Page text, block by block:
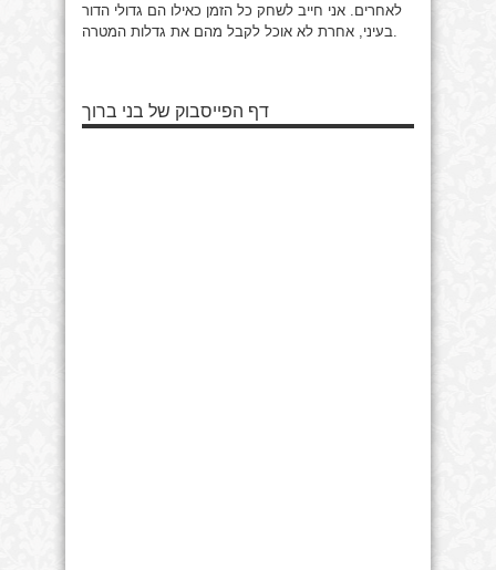
לאחרים. אני חייב לשחק כל הזמן כאילו הם גדולי הדור
בעיני, אחרת לא אוכל לקבל מהם את גדלות המטרה.
דף הפייסבוק של בני ברוך